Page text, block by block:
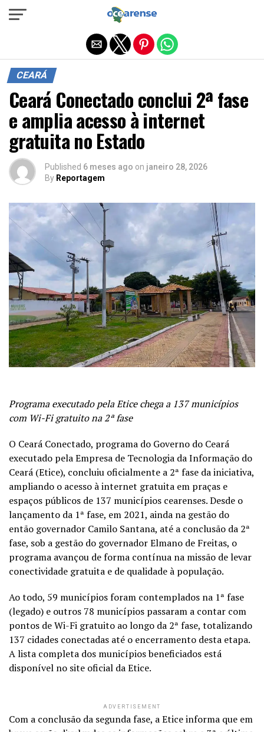
CEARÁ
Ceará Conectado conclui 2ª fase
e amplia acesso à internet
gratuita no Estado
Published 6 meses ago on janeiro 28, 2026
By Reportagem
Programa executado pela Etice chega a 137 municípios
com Wi-Fi gratuito na 2ª fase
O Ceará Conectado, programa do Governo do Ceará
executado pela Empresa de Tecnologia da Informação do
Ceará (Etice), concluiu oficialmente a 2ª fase da iniciativa,
ampliando o acesso à internet gratuita em praças e
espaços públicos de 137 municípios cearenses. Desde o
lançamento da 1ª fase, em 2021, ainda na gestão do
então governador Camilo Santana, até a conclusão da 2ª
fase, sob a gestão do governador Elmano de Freitas, o
programa avançou de forma contínua na missão de levar
conectividade gratuita e de qualidade à população.
Ao todo, 59 municípios foram contemplados na 1ª fase
(legado) e outros 78 municípios passaram a contar com
pontos de Wi-Fi gratuito ao longo da 2ª fase, totalizando
137 cidades conectadas até o encerramento desta etapa.
A lista completa dos municípios beneficiados está
disponível no site oficial da Etice.
ADVERTISEMENT
Com a conclusão da segunda fase, a Etice informa que em
Sair da versão mobile